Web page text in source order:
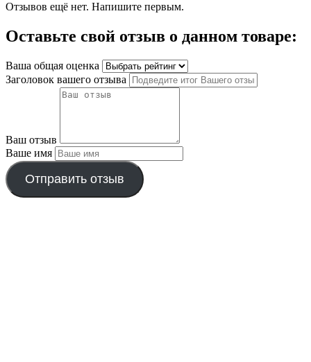
Отзывов ещё нет. Напишите первым.
Оставьте свой отзыв о данном товаре:
Ваша общая оценка
Заголовок вашего отзыва
Ваш отзыв
Ваше имя
Отправить отзыв